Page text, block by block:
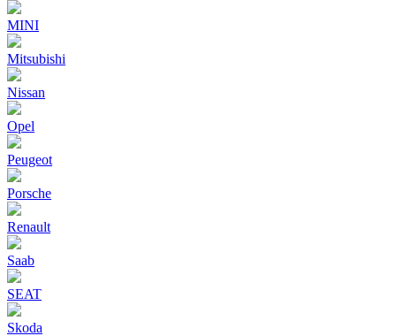
MINI
Mitsubishi
Nissan
Opel
Peugeot
Porsche
Renault
Saab
SEAT
Skoda